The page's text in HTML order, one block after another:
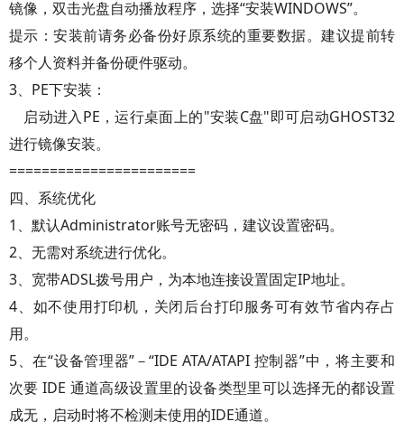
镜像，双击光盘自动播放程序，选择“安装WINDOWS”。
提示：安装前请务必备份好原系统的重要数据。建议提前转
移个人资料并备份硬件驱动。
3、PE下安装：
启动进入PE，运行桌面上的"安装C盘"即可启动GHOST32
进行镜像安装。
=======================
四、系统优化
1、默认Administrator账号无密码，建议设置密码。
2、无需对系统进行优化。
3、宽带ADSL拨号用户，为本地连接设置固定IP地址。
4、如不使用打印机，关闭后台打印服务可有效节省内存占
用。
5、在“设备管理器”－“IDE ATA/ATAPI 控制器”中，将主要和
次要 IDE 通道高级设置里的设备类型里可以选择无的都设置
成无，启动时将不检测未使用的IDE通道。